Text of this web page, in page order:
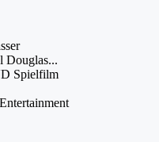
Douglas...
Spielfilm